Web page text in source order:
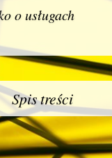
o usługach
Spis treści